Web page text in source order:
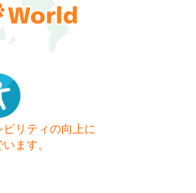
リティの向上に
ます。